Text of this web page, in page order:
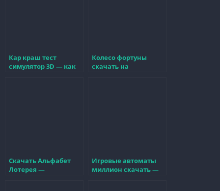
Кар краш тест
симулятор 3D — как
Колесо фортуны
скачать на
Скачать Альфабет
Лотерея —
Игровые автоматы
миллион скачать —